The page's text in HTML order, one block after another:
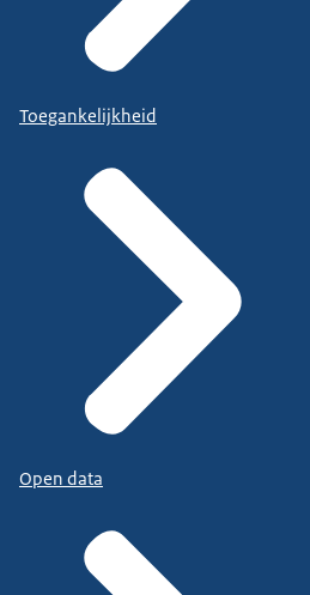
Toegankelijkheid
Open data